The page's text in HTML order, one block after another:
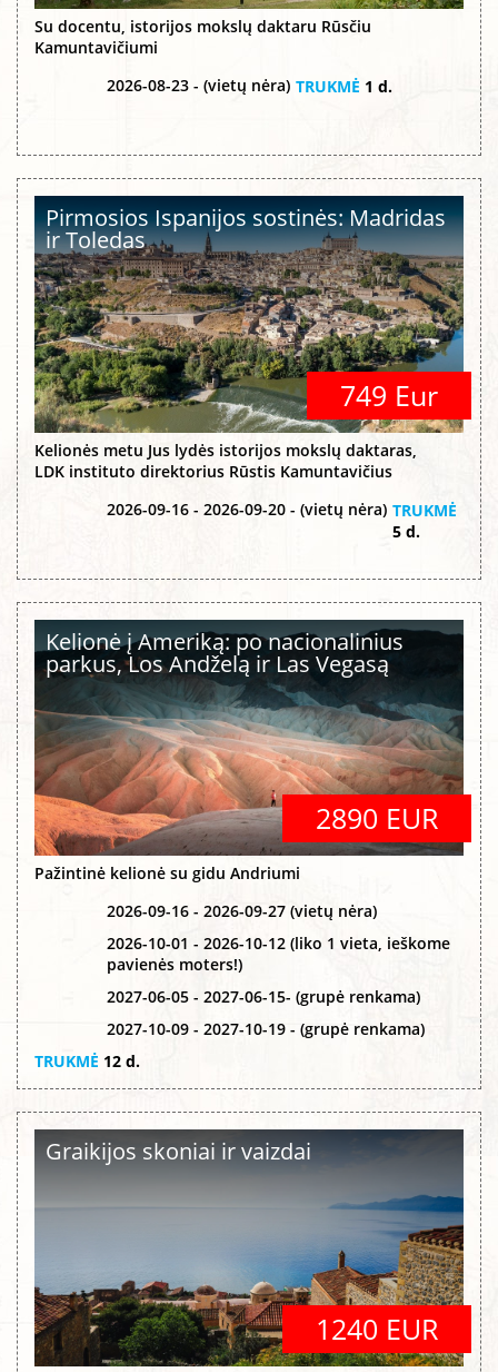
Su docentu, istorijos mokslų daktaru Rūsčiu
Kamuntavičiumi
2026-08-23 - (vietų nėra) TRUKMĖ 1 d.
Pirmosios Ispanijos sostinės: Madridas
ir Toledas
749 Eur
Kelionės metu Jus lydės istorijos mokslų daktaras,
LDK instituto direktorius Rūstis Kamuntavičius
2026-09-16 - 2026-09-20 - (vietų nėra) TRUKMĖ
5 d.
Kelionė į Ameriką: po nacionalinius
parkus, Los Andželą ir Las Vegasą
2890 EUR
Pažintinė kelionė su gidu Andriumi
2026-09-16 - 2026-09-27 (vietų nėra)
2026-10-01 - 2026-10-12 (liko 1 vieta, ieškome
pavienės moters!)
2027-06-05 - 2027-06-15- (grupė renkama)
2027-10-09 - 2027-10-19 - (grupė renkama)
TRUKMĖ 12 d.
Graikijos skoniai ir vaizdai
1240 EUR